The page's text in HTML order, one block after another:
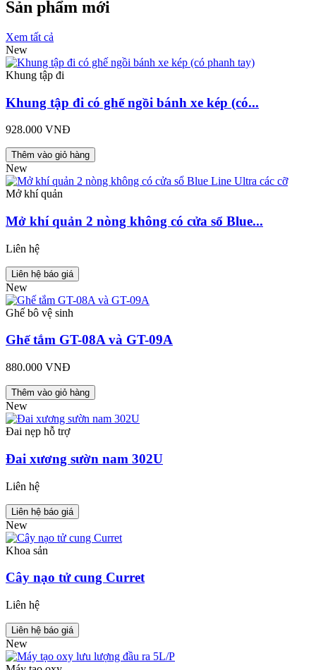
Sản phẩm mới
Xem tất cả
New
Khung tập đi
Khung tập đi có ghế ngồi bánh xe kép (có...
928.000 VNĐ
Thêm vào giỏ hàng
New
Mở khí quản
Mở khí quản 2 nòng không có cửa sổ Blue...
Liên hệ
Liên hệ báo giá
New
Ghế bô vệ sinh
Ghế tắm GT-08A và GT-09A
880.000 VNĐ
Thêm vào giỏ hàng
New
Đai nẹp hỗ trợ
Đai xương sườn nam 302U
Liên hệ
Liên hệ báo giá
New
Khoa sản
Cây nạo tử cung Curret
Liên hệ
Liên hệ báo giá
New